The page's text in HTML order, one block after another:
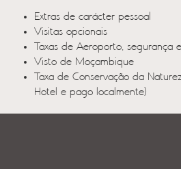
Extras de carácter pessoal
Visitas opcionais
Taxas de Aeroporto, segurança
Visto de Moçambique
Taxa de Conservação da
Hotel e pago localmente)